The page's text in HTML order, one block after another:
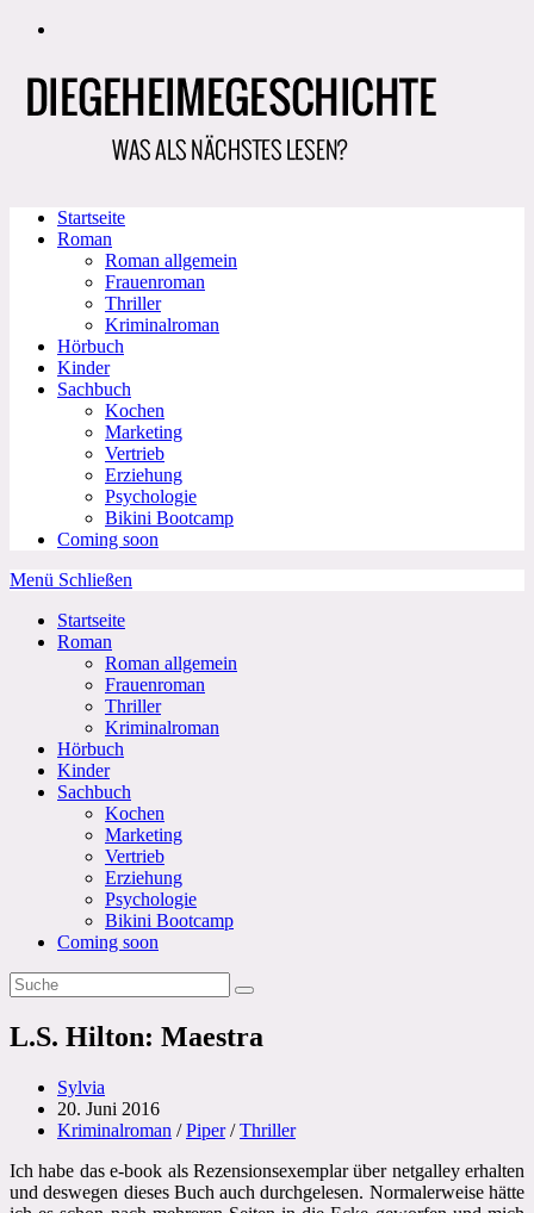
Zum
Startseite
Roman
Roman allgemein
Frauenroman
Thriller
Kriminalroman
Hörbuch
Kinder
Sachbuch
Kochen
Marketing
Vertrieb
Erziehung
Psychologie
Bikini Bootcamp
Coming soon
Menü Schließen
Startseite
Roman
Roman allgemein
Frauenroman
Thriller
Kriminalroman
Hörbuch
Kinder
Sachbuch
Kochen
Marketing
Vertrieb
Erziehung
Psychologie
Bikini Bootcamp
Coming soon
L.S. Hilton: Maestra
Beitrags-
Autor:
Sylvia
Beitrag
veröffentlicht:
20. Juni 2016
Beitrags-
Kriminalroman / Piper / Thriller
Ich habe das e-book als Rezensionsexemplar über netgalley erhalten
und deswegen dieses Buch auch durchgelesen. Normalerweise hätte